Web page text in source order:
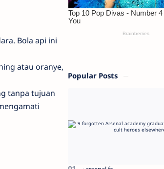
Bola api ini
atau oranye,
tanpa tujuan
Popular Posts